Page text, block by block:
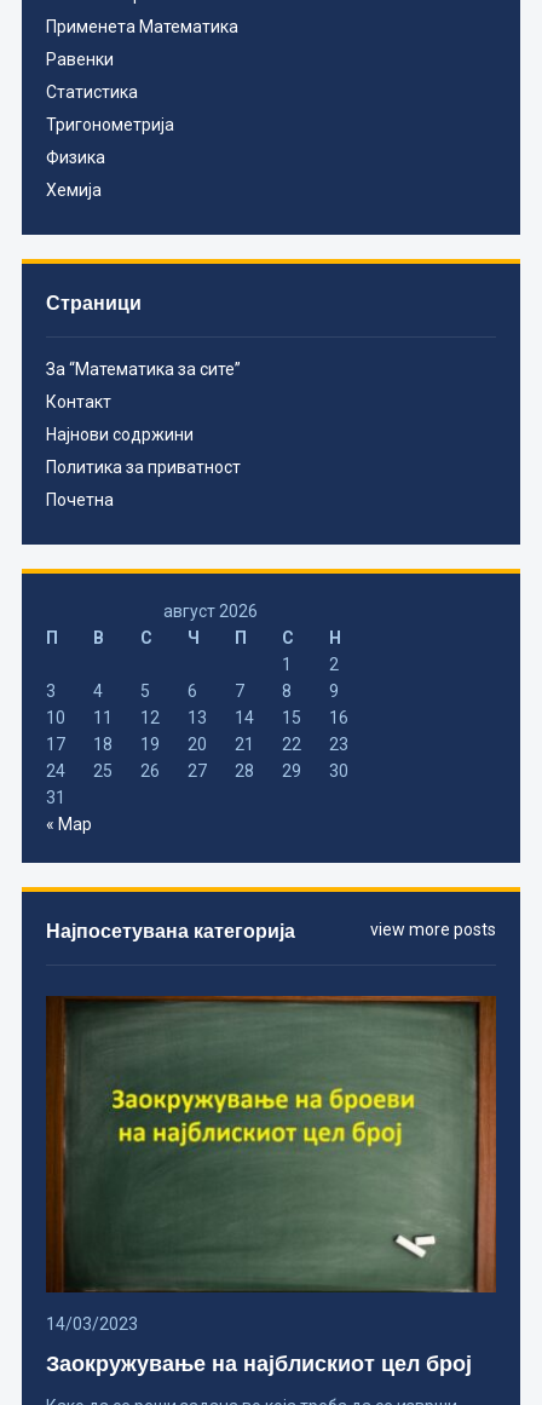
Применета Математика
Равенки
Статистика
Тригонометрија
Физика
Хемија
Страници
За “Математика за сите”
Контакт
Најнови содржини
Политика за приватност
Почетна
август 2026
П
В С Ч П С
Н
1
2
3
4 5 6 7 8
9
10
11 12 13 14 15
16
17
18 19 20 21 22
23
24
25 26 27 28 29
30
31
« Мар
view more posts
Најпосетувана категорија
14/03/2023
Заокружување на најблискиот цел број